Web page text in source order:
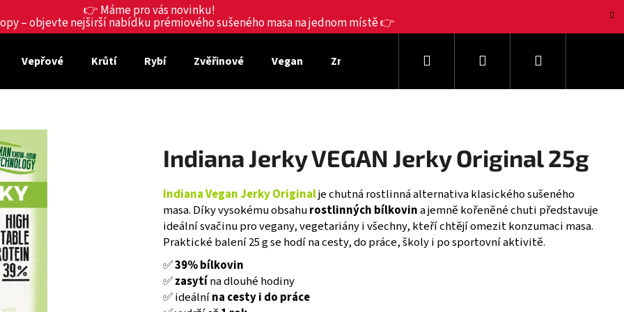
👉 Máme pro vás novinku!
– objevte nejširší nabídku prémiového sušeného masa na jednom místě 👉
Vepřové Krůtí Rybí Zvěřinové Vegan Značky Jerky Dárkové sady Výhodná balení
Hledat PřihlášeníNákupní
Indiana Jerky VEGAN Jerky Original 25g
Indiana Vegan Jerky Originalje chutná rostlinná alternativa klasického sušeného
masa. Díky vysokému obsahurostlinných bílkovina jemně kořeněné chuti představuje
ideální svačinu pro vegany, vegetariány i všechny, kteří chtějí omezit konzumaci masa.
Praktické balení 25 g se hodí na cesty, do práce, školy i po sportovní aktivitě.
✅39% bílkovin
✅zasytína dlouhé hodiny
✅ ideálnína cesty i do práce